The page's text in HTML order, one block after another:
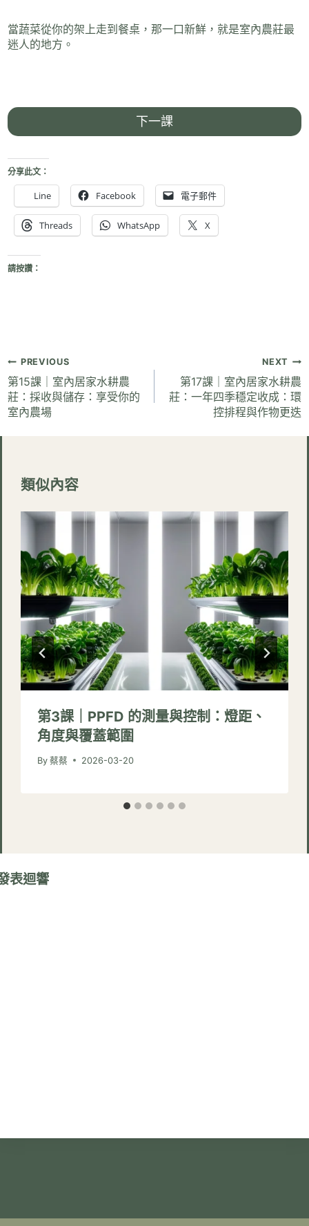
當蔬菜從你的架上走到餐桌，那一口新鮮，就是室內農莊最
迷人的地方。
下一課
分享此文：
Line Facebook 電子郵件
Threads WhatsApp X
請按讚：
文
章
導
覽
PREVIOUS
第15課｜室內居家水耕農
莊：採收與儲存：享受你的
室內農場
NEXT
第17課｜室內居家水耕農
莊：一年四季穩定收成：環
控排程與作物更迭
類似內容
第3課｜PPFD 的測量與控制：燈距、
角度與覆蓋範圍
By 蔡蔡 2026-03-20
表迴響